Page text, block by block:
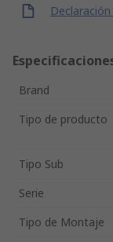
Brand
Tipo de producto
Tipo Sub
Serie
Tipo de Montaje